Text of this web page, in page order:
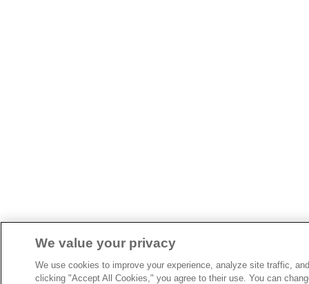
We value your privacy
We use cookies to improve your experience, analyze site traffic,
clicking "Accept All Cookies," you agree to their use. You can